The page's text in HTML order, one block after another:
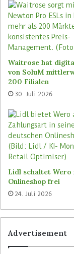
Akihiro
Global
Flooid wird
sondern auch
Service-
Schlagwörter
Marks&Spencer
Waitrose hat
von SoluM
200 Filialen
30. Juli 2026
Lidl schaltet Wero
Onlineshop frei
24. Juli 2026
Advertisement